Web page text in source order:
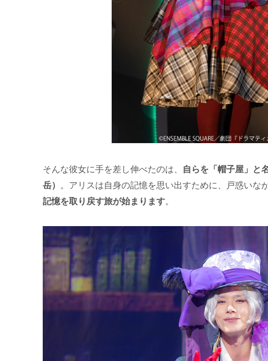
そんな彼女に手を差し伸べたのは、 自らを「帽子屋」と
岳） 。アリスは自身の記憶を思い出すために、戸惑いな
記憶を取り戻す旅が始まります。